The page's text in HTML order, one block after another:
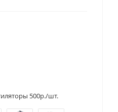
500р./шт.